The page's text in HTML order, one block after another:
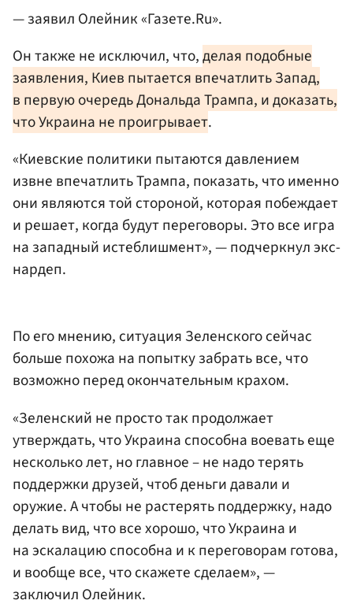
— заявил Олейник «Газете.Ru».
Он также не исключил, что,делая подобные
заявления, Киев пытается впечатлить Запад,
в первую очередь Дональда Трампа, и доказать,
что Украина не проигрывает.
«Киевские политики пытаются давлением
извне впечатлить Трампа, показать, что именно
они являются той стороной, которая побеждает
и решает, когда будут переговоры. Это все игра
на западный истеблишмент», — подчеркнул экс-
нардеп.
По его мнению, ситуация Зеленского сейчас
больше похожа на попытку забрать все, что
возможно перед окончательным крахом.
«Зеленский не просто так продолжает
утверждать, что Украина способна воевать еще
несколько лет, но главное – не надо терять
поддержки друзей, чтоб деньги давали и
оружие. А чтобы не растерять поддержку, надо
делать вид, что все хорошо, что Украина и
на эскалацию способна и к переговорам готова,
и вообще все, что скажете сделаем», —
заключил Олейник.